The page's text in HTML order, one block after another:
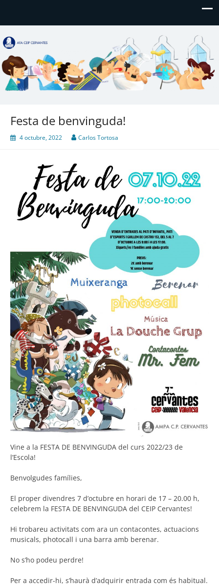
AFA CEIP Cervantes València
AFA CEIP Cervantes València
Festa de benvinguda!
4 octubre, 2022 Carlos Tortosa
Vine a la FESTA DE BENVINGUDA del curs 2022/23 de
l’Escola!
Benvolgudes famílies,
El proper divendres 7 d’octubre en horari de 17 – 20.00 h,
celebrem la FESTA DE BENVINGUDA del CEIP Cervantes!
Hi trobareu activitats com ara un contacontes, actuacions
musicals, photocall i una barra amb berenar.
No s’ho podeu perdre!
Per a accedir-hi, s’haurà d’adquirir entrada com és habitual.